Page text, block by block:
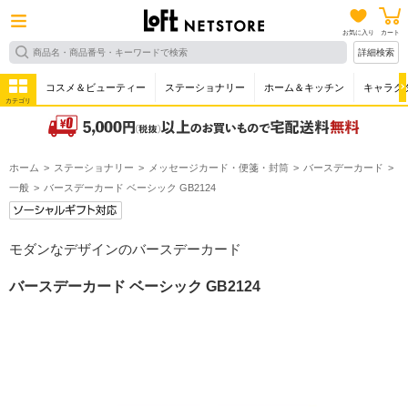
お気に入り カート
詳細検索
カテゴリ
コスメ＆ビューティー ステーショナリー ホーム＆キッチン キャラク
ホーム ステーショナリー メッセージカード・便箋・封筒
バースデーカード
一般
バースデーカード ベーシック GB2124
モダンなデザインのバースデーカード
バースデーカード ベーシック GB2124